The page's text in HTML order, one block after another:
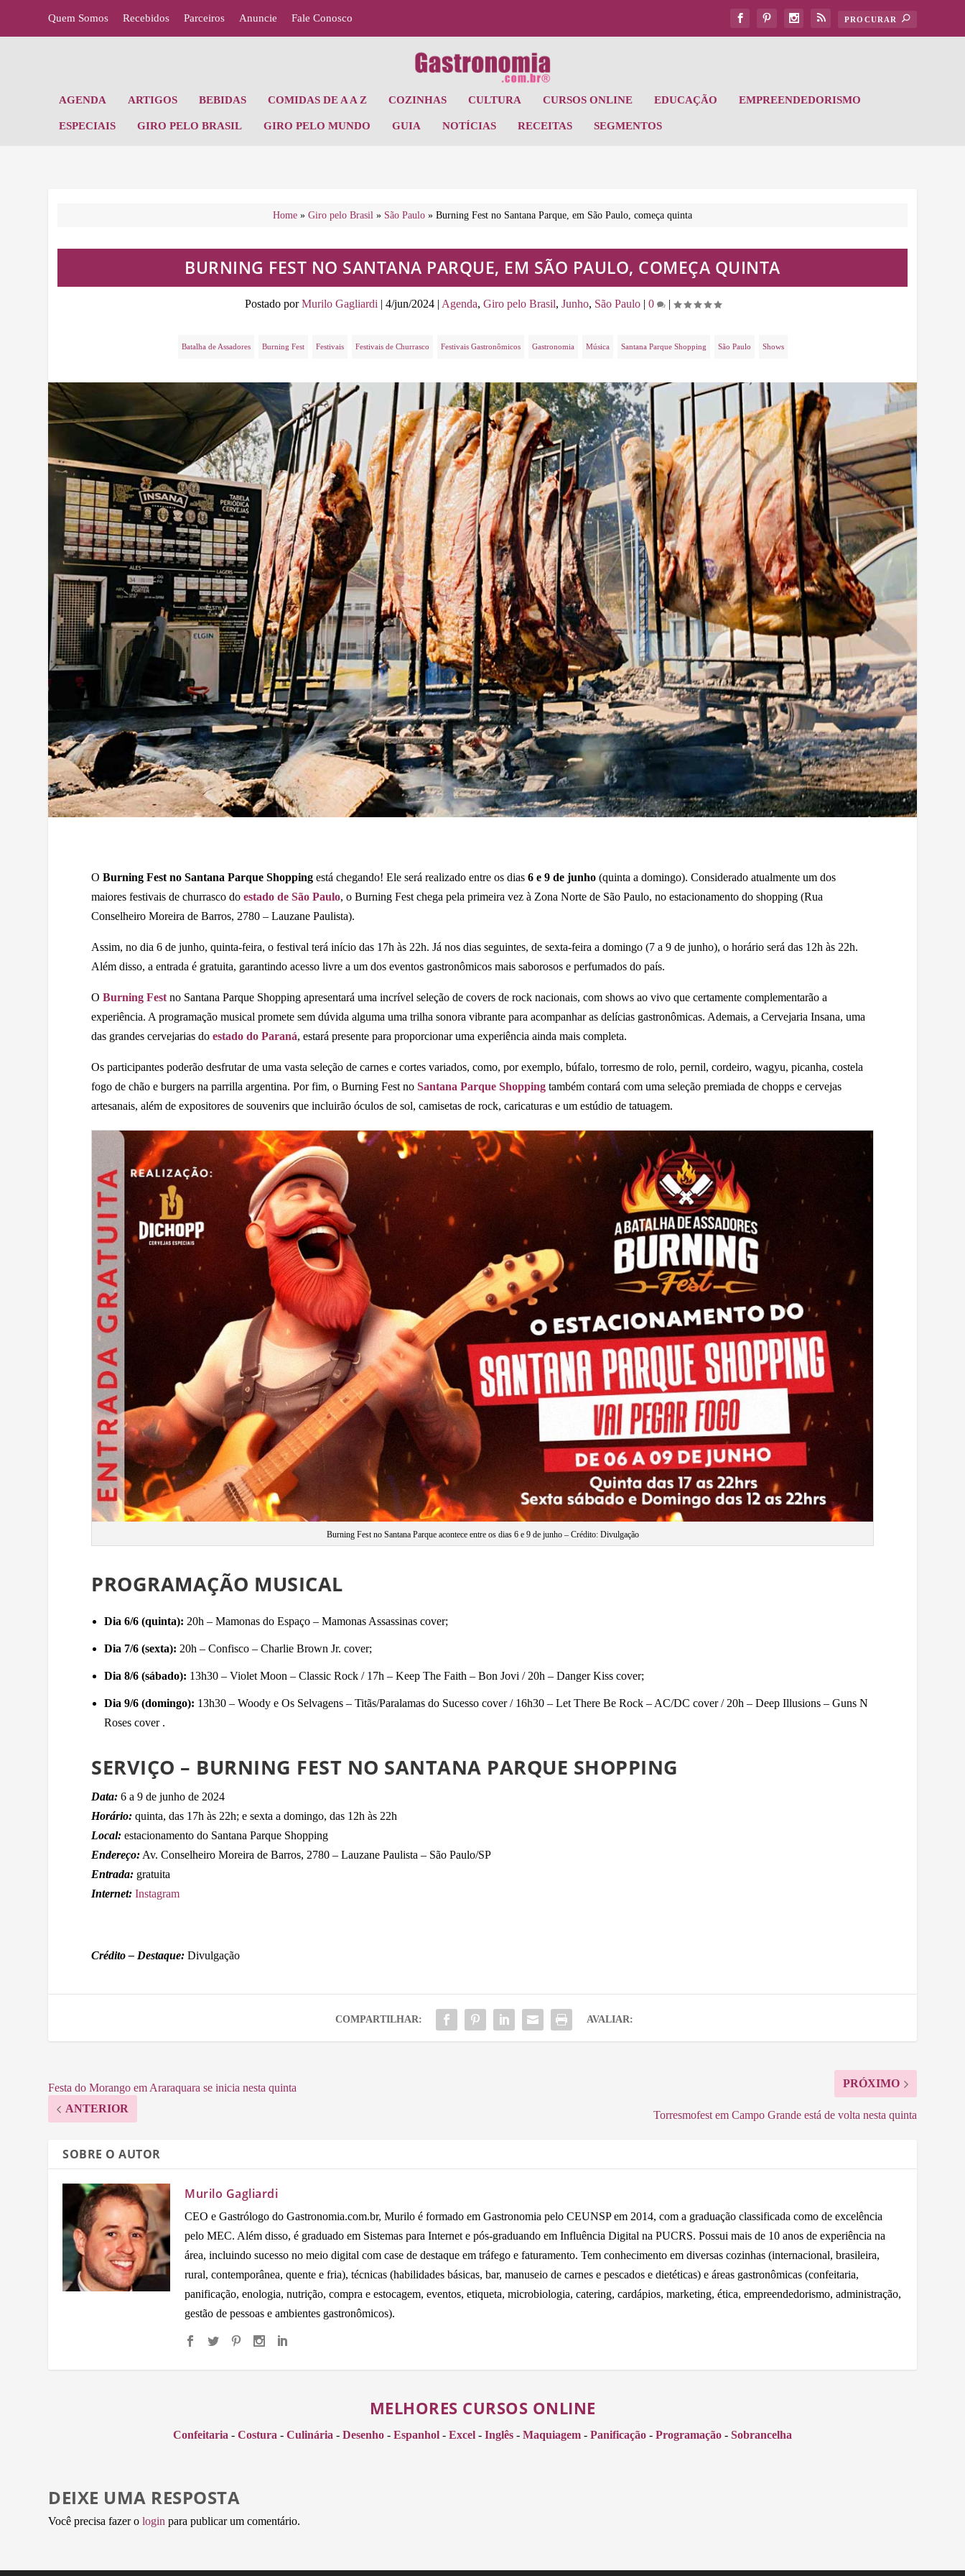
Quem Somos Recebidos Parceiros Anuncie Fale Conosco
AGENDA ARTIGOS BEBIDAS COMIDAS DE A A Z COZINHAS CULTURA CURSOS ONLINE EDUCAÇÃO EMPREENDEDORISMO
ESPECIAIS GIRO PELO BRASIL GIRO PELO MUNDO GUIA NOTÍCIAS RECEITAS SEGMENTOS
Home » Giro pelo Brasil » São Paulo » Burning Fest no Santana Parque, em São Paulo, começa quinta
BURNING FEST NO SANTANA PARQUE, EM SÃO PAULO, COMEÇA QUINTA
Postado porMurilo Gagliardi | 4/jun/2024| Agenda, Giro pelo Brasil, Junho, São Paulo| 0 |
Batalha de Assadores Burning Fest Festivais Festivais de Churrasco Festivais Gastronômicos Gastronomia Música Santana Parque Shopping São Paulo Shows
OBurning Fest no Santana Parque Shopping está chegando! Ele será realizado entre os dias6 e 9 de junho (quinta a domingo). Considerado atualmente um dos
maiores festivais de churrasco doestado de São Paulo, o Burning Fest chega pela primeira vez à Zona Norte de São Paulo, no estacionamento do shopping (Rua
Conselheiro Moreira de Barros, 2780 – Lauzane Paulista).
Assim, no dia 6 de junho, quinta-feira, o festival terá início das 17h às 22h. Já nos dias seguintes, de sexta-feira a domingo (7 a 9 de junho), o horário será das 12h às 22h.
Além disso, a entrada é gratuita, garantindo acesso livre a um dos eventos gastronômicos mais saborosos e perfumados do país.
OBurning Fest no Santana Parque Shopping apresentará uma incrível seleção de covers de rock nacionais, com shows ao vivo que certamente complementarão a
experiência. A programação musical promete sem dúvida alguma uma trilha sonora vibrante para acompanhar as delícias gastronômicas. Ademais, a Cervejaria Insana, uma
das grandes cervejarias doestado do Paraná, estará presente para proporcionar uma experiência ainda mais completa.
Os participantes poderão desfrutar de uma vasta seleção de carnes e cortes variados, como, por exemplo, búfalo, torresmo de rolo, pernil, cordeiro, wagyu, picanha, costela
fogo de chão e burgers na parrilla argentina. Por fim, o Burning Fest noSantana Parque Shopping também contará com uma seleção premiada de chopps e cervejas
artesanais, além de expositores de souvenirs que incluirão óculos de sol, camisetas de rock, caricaturas e um estúdio de tatuagem.
Burning Fest no Santana Parque acontece entre os dias 6 e 9 de junho – Crédito: Divulgação
PROGRAMAÇÃO MUSICAL
Dia 6/6 (quinta): 20h – Mamonas do Espaço – Mamonas Assassinas cover;
Dia 7/6 (sexta): 20h – Confisco – Charlie Brown Jr. cover;
Dia 8/6 (sábado): 13h30 – Violet Moon – Classic Rock / 17h – Keep The Faith – Bon Jovi / 20h – Danger Kiss cover;
Dia 9/6 (domingo): 13h30 – Woody e Os Selvagens – Titãs/Paralamas do Sucesso cover / 16h30 – Let There Be Rock – AC/DC cover / 20h – Deep Illusions – Guns N
Roses cover .
SERVIÇO – BURNING FEST NO SANTANA PARQUE SHOPPING
Data: 6 a 9 de junho de 2024
Horário: quinta, das 17h às 22h; e sexta a domingo, das 12h às 22h
Local:estacionamento do Santana Parque Shopping
Endereço: Av. Conselheiro Moreira de Barros, 2780 – Lauzane Paulista – São Paulo/SP
Entrada: gratuita
Internet: Instagram
Crédito – Destaque: Divulgação
COMPARTILHAR: AVALIAR:
Festa do Morango em Araraquara se inicia nesta quinta
ANTERIOR
PRÓXIMO
Torresmofest em Campo Grande está de volta nesta quinta
SOBRE O AUTOR
Murilo Gagliardi
CEO e Gastrólogo do Gastronomia.com.br, Murilo é formado em Gastronomia pelo CEUNSP em 2014, com a graduação classificada como de excelência
pelo MEC. Além disso, é graduado em Sistemas para Internet e pós-graduando em Influência Digital na PUCRS. Possui mais de 10 anos de experiência na
área, incluindo sucesso no meio digital com case de destaque em tráfego e faturamento. Tem conhecimento em diversas cozinhas (internacional, brasileira,
rural, contemporânea, quente e fria), técnicas (habilidades básicas, bar, manuseio de carnes e pescados e dietéticas) e áreas gastronômicas (confeitaria,
panificação, enologia, nutrição, compra e estocagem, eventos, etiqueta, microbiologia, catering, cardápios, marketing, ética, empreendedorismo, administração,
gestão de pessoas e ambientes gastronômicos).
MELHORES CURSOS ONLINE
Confeitaria - Costura - Culinária - Desenho - Espanhol - Excel - Inglês - Maquiagem - Panificação - Programação - Sobrancelha
DEIXE UMA RESPOSTA
Você precisa fazer ologin para publicar um comentário.